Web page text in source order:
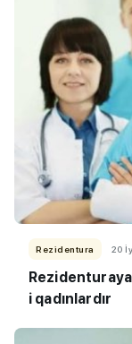
Rezidentura 20
i qadınlardır